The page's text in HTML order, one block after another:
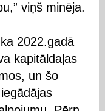
viņš minēja.
2022.gadā
kapitāldaļas
un šo